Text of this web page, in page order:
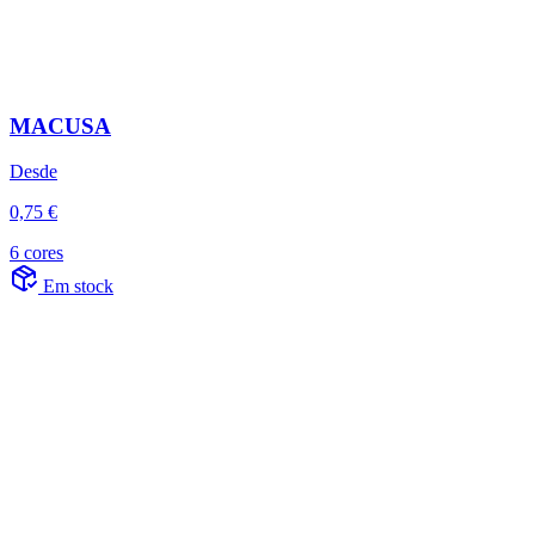
MACUSA
Desde
0,75 €
6 cores
Em stock